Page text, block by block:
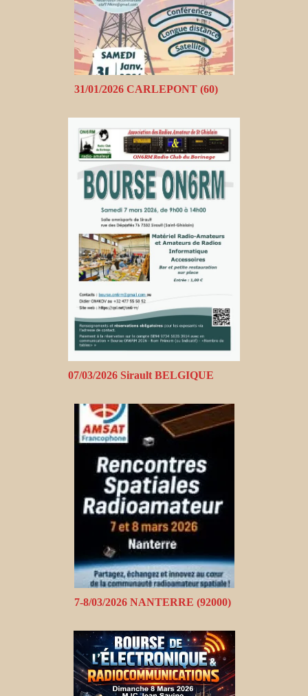
31/01/2026 CARLEPONT (60)
07/03/2026 Sirault BELGIQUE
7-8/03/2026 NANTERRE (92000)